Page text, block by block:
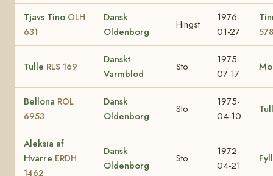
Tjavs Tino OLH
631
Dansk
Oldenborg
Hingst
1976-
01-27
Tulle RLS 169
Danskt
Varmblod
Sto
1975-
07-17
Bellona ROL
6953
Dansk
Oldenborg
Sto
1975-
04-10
Aleksia af
Hvarre ERDH
1462
Dansk
Oldenborg
Sto
1972-
04-21